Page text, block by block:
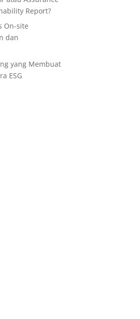
Report?
On-site
dan
yang Membuat
ESG